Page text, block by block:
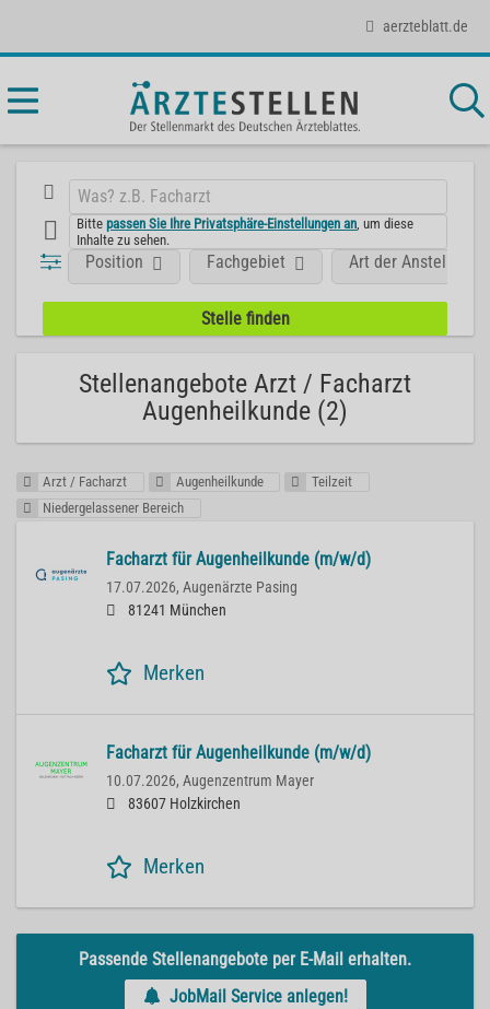
aerzteblatt.de
Bittepassen Sie Ihre Privatsphäre-Einstellungen an , um diese
Inhalte zu sehen.
Position Fachgebiet Art der Anstellung
Stellenangebote Arzt / Facharzt
Augenheilkunde (2)
Arzt / Facharzt Augenheilkunde
Teilzeit
Niedergelassener Bereich
Facharzt für Augenheilkunde (m/w/d)
17.07.2026, Augenärzte Pasing
81241 München
Merken
Facharzt für Augenheilkunde (m/w/d)
10.07.2026, Augenzentrum Mayer
83607 Holzkirchen
Merken
Passende Stellenangebote per E-Mail erhalten.
JobMail Service anlegen!